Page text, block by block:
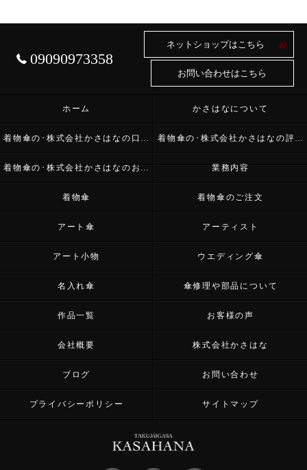
09090973358
ネットショップはこちら
お問い合わせはこちら
ホーム かさはなについて
着物傘の･株式会社かさはなの口コミ情報 着物傘の･株式会社かさはなの評判
着物傘の･株式会社かさはなのお客様の声 業務内容
着物傘 着物傘のご注文
アート傘 アーティスト
アート小物 ウエディング傘
名入れ傘 傘修理や部品について
作品一覧 お客様の声
会社概要 株式会社かさはな
ブログ お問い合わせ
プライバシーポリシー サイトマップ